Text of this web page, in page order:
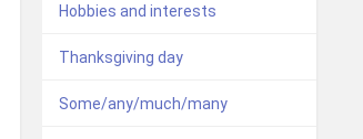
Hobbies and interests
Thanksgiving day
Some/any/much/many